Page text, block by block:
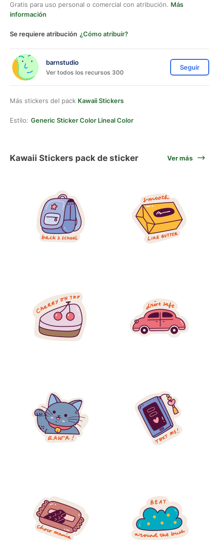
Gratis para uso personal o comercial con atribución. Más
información
Se requiere atribución ¿Cómo atribuir?
barnstudio
Ver todos los recursos 300
Seguir
Más stickers del pack Kawaii Stickers
Estilo: Generic Sticker Color Lineal Color
Kawaii Stickers pack de sticker Ver más